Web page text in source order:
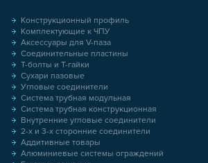
Конструкционный профиль
Комплектующие к ЧПУ
Аксессуары для V-паза
Соединительные пластины
Т-болты и Т-гайки
Сухари пазовые
Угловые соединители
Система трубная модульная
Система трубная конструкционная
Внутренние угловые соединители
2-х и 3-х сторонние соединители
Аддитивные товары
Алюминиевые системы ограждений